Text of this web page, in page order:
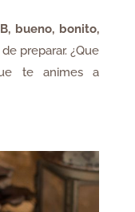
bueno, bonito,
preparar. ¿Que
te animes a